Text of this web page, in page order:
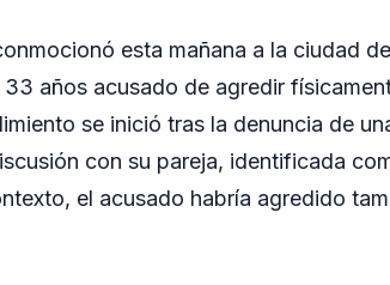
esta mañana a la ciudad
años acusado de agredir
se inició tras la denuncia de
con su pareja, identificada
el acusado habría agredido